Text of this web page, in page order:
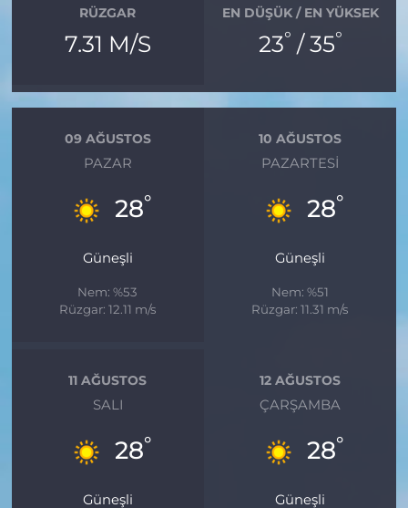
RÜZGAR
7.31 M/S
EN DÜŞÜK / EN YÜKSEK
23° / 35°
09 AĞUSTOS
PAZAR
28°
Güneşli
Nem: %53
Rüzgar: 12.11 m/s
10 AĞUSTOS
PAZARTESI
28°
Güneşli
Nem: %51
Rüzgar: 11.31 m/s
11 AĞUSTOS
SALI
28°
Güneşli
12 AĞUSTOS
ÇARŞAMBA
28°
Güneşli